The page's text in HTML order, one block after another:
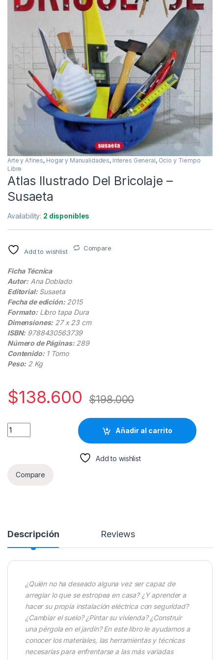
Arte y Afines, Hogar y Manualidades, Interes General, Ocio y Tiempo
Libre
Atlas Ilustrado Del Bricolaje –
Susaeta
Availability: 2 disponibles
Add to wishlist Compare
Ficha Técnica
Autor: Ana Doblado
Editorial:Susaeta
Fecha de edición:2015
Formato:Libro tapa Dura
Dimensiones: 27 x 23 cm
ISBN: 9788430563739
Número de Páginas:289
Contenido:1 Tomo
Peso: 2 Kg
$138.600 $198.000
Atlas Ilustrado Del Bricolaje - Susaeta quantity
Añadir al carrito
Add to wishlist
Compare
Descripción Reviews
¿Quién no ha deseado alguna vez ser capaz de
arreglar lo que se estropea en casa? ¿Y aprender a
hacer su propia instalación eléctrica con seguridad?
¿Cambiar el suelo? ¿Pintar su vivienda? ¿Construir
una pérgola en el jardín? En este libro le ayudamos a
conocer los materiales, las herramientas y técnicas
necesarias para enfrentarse a las más variadas